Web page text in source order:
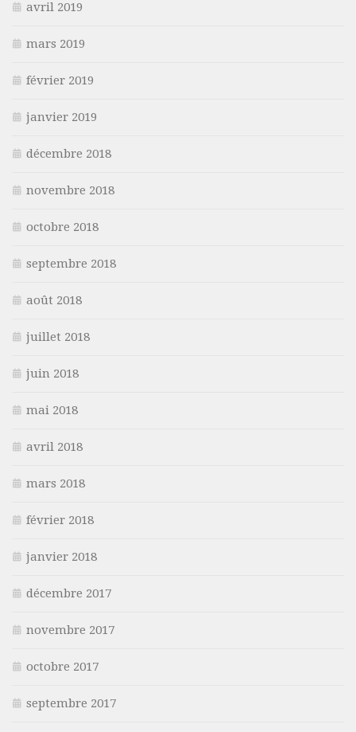
avril 2019
mars 2019
février 2019
janvier 2019
décembre 2018
novembre 2018
octobre 2018
septembre 2018
août 2018
juillet 2018
juin 2018
mai 2018
avril 2018
mars 2018
février 2018
janvier 2018
décembre 2017
novembre 2017
octobre 2017
septembre 2017